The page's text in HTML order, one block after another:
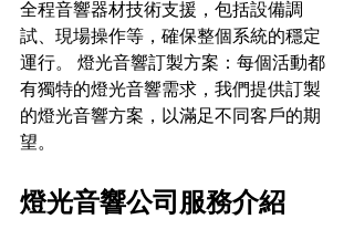
全程音響器材技術支援，包括設備調
試、現場操作等，確保整個系統的穩定
運行。 燈光音響訂製方案：每個活動都
有獨特的燈光音響需求，我們提供訂製
的燈光音響方案，以滿足不同客戶的期
望。
燈光音響公司服務介紹